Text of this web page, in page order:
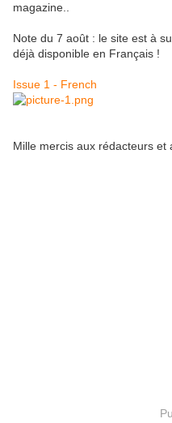
magazine..
Note du 7 août : le site est à
déjà disponible en Français !
Issue 1 - French
Mille mercis aux rédacteurs et